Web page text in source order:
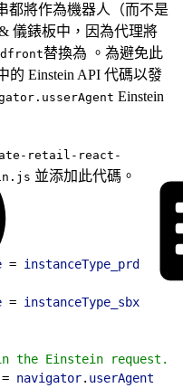
都將作為機器人（而不是
儀錶板中，因為代理將
替換為 。為避免此
的 Einstein API 代碼以發
Einstein
retail-react-
並添加此代碼。
= instanceType_prd
= instanceType_sbx
the Einstein request.
= navigator. userAgent